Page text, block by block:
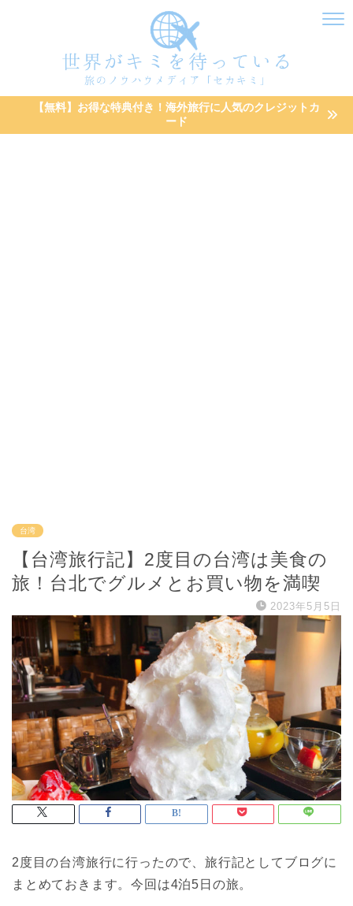
【無料】お得な特典付き！海外旅行に人気のクレジットカ
ード
台湾
【台湾旅行記】2度目の台湾は美食の
旅！台北でグルメとお買い物を満喫
2023年5月5日
2度目の台湾旅行に行ったので、旅行記としてブログに
まとめておきます。今回は4泊5日の旅。